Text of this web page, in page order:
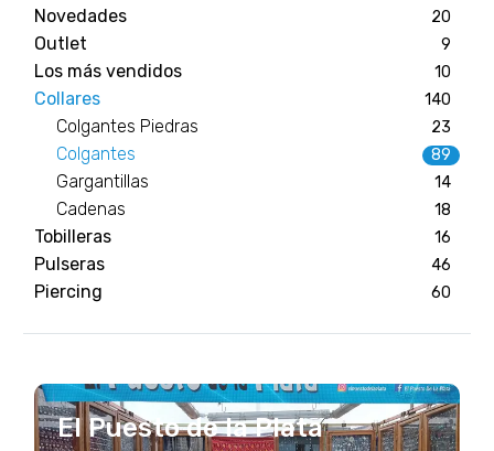
Novedades 20
Outlet 9
Los más vendidos 10
Collares 140
Colgantes Piedras 23
Colgantes 89
Gargantillas 14
Cadenas 18
Tobilleras 16
Pulseras 46
Piercing 60
El Puesto de la Plata